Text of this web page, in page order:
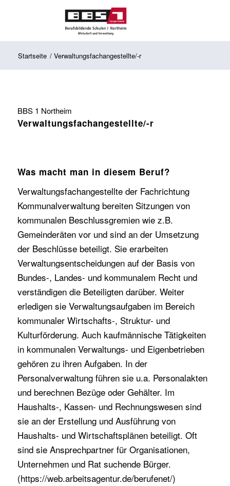
Startseite / Verwaltungsfachangestellte/-r
BBS 1 Northeim
Verwaltungsfachangestellte/-r
Was macht man in diesem Beruf?
Verwaltungsfachangestellte der Fachrichtung
Kommunalverwaltung bereiten Sitzungen von
kommunalen Beschlussgremien wie z.B.
Gemeinderäten vor und sind an der Umsetzung
der Beschlüsse beteiligt. Sie erarbeiten
Verwaltungsentscheidungen auf der Basis von
Bundes-, Landes- und kommunalem Recht und
verständigen die Beteiligten darüber. Weiter
erledigen sie Verwaltungsaufgaben im Bereich
kommunaler Wirtschafts-, Struktur- und
Kulturförderung. Auch kaufmännische Tätigkeiten
in kommunalen Verwaltungs- und Eigenbetrieben
gehören zu ihren Aufgaben. In der
Personalverwaltung führen sie u.a. Personalakten
und berechnen Bezüge oder Gehälter. Im
Haushalts-, Kassen- und Rechnungswesen sind
sie an der Erstellung und Ausführung von
Haushalts- und Wirtschaftsplänen beteiligt. Oft
sind sie Ansprechpartner für Organisationen,
Unternehmen und Rat suchende Bürger.
(https://web.arbeitsagentur.de/berufenet/)